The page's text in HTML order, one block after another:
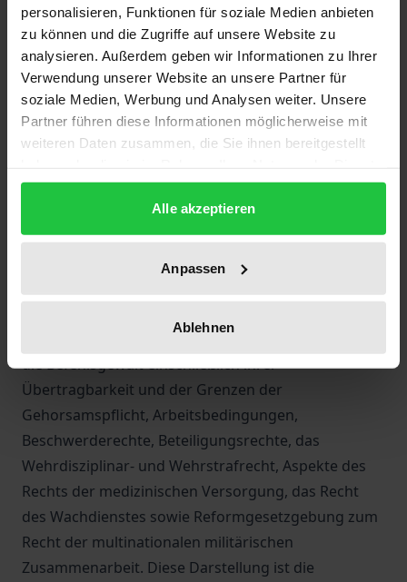
personalisieren, Funktionen für soziale Medien anbieten
zu können und die Zugriffe auf unsere Website zu
analysieren. Außerdem geben wir Informationen zu Ihrer
Verwendung unserer Website an unsere Partner für
soziale Medien, Werbung und Analysen weiter. Unsere
Partner führen diese Informationen möglicherweise mit
weiteren Daten zusammen, die Sie ihnen bereitgestellt
gesammelt haben.
Alle akzeptieren
Anpassen
Ablehnen
Bundesministerium der Verteidigung zur Ermittlung
des Harmonisierungsbedarfs bei der Schaffung
multinationaler europäischer Streitkräftestrukturen
angefordert hat. Die wichtigsten Elemente der
Wehrrechtsordnungen von Belgien, Dänemark,
Deutschland, Frankreich, Luxemburg, der
Königreichs werden rechtsvergleichend dargestellt.
Dies sind die historischen und politischen
Hintergründe der untersuchten
Wehrrechtsordnungen, das jeweilige
Grundrechte von Soldaten, Pflichten der Soldaten,
die Befehlsgewalt einschließlich ihrer
Übertragbarkeit und der Grenzen der
Gehorsamspflicht, Arbeitsbedingungen,
Beschwerderechte, Beteiligungsrechte, das
Wehrdisziplinar- und Wehrstrafrecht, Aspekte des
Rechts der medizinischen Versorgung, das Recht
des Wachdienstes sowie Reformgesetzgebung zum
Recht der multinationalen militärischen
Zusammenarbeit. Diese Darstellung ist die